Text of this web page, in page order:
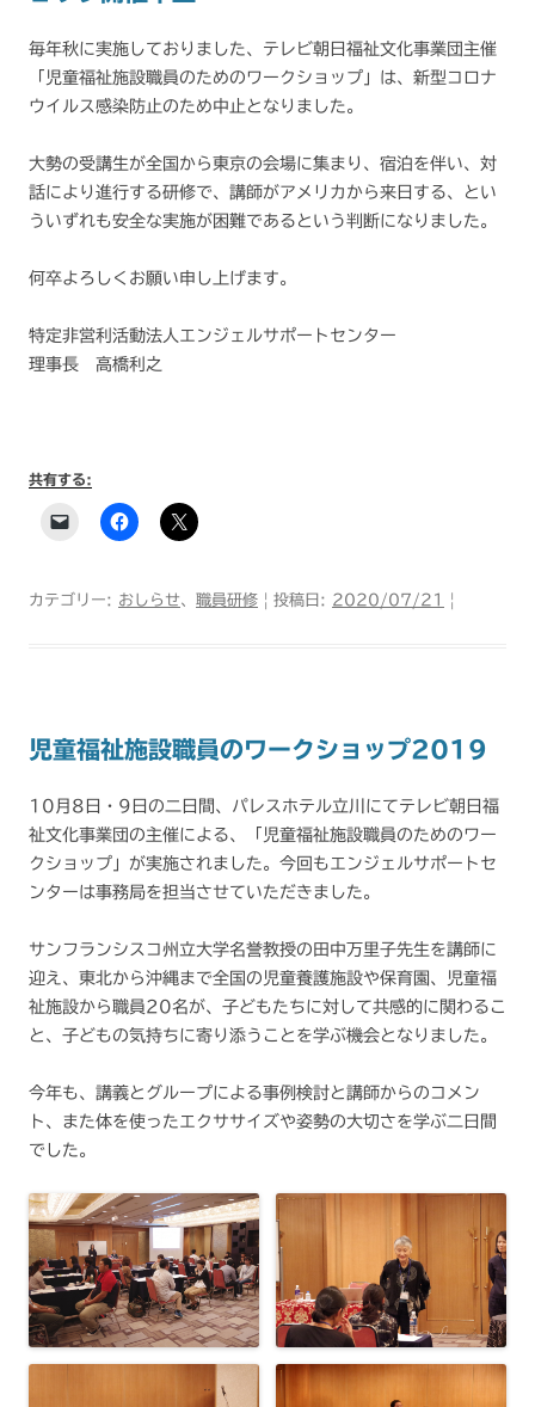
毎年秋に実施しておりました、テレビ朝日福祉文化事業団主催
「児童福祉施設職員のためのワークショップ」は、新型コロナ
ウイルス感染防止のため中止となりました。
大勢の受講生が全国から東京の会場に集まり、宿泊を伴い、対
話により進行する研修で、講師がアメリカから来日する、とい
ういずれも安全な実施が困難であるという判断になりました。
何卒よろしくお願い申し上げます。
特定非営利活動法人エンジェルサポートセンター
理事長 高橋利之
共有する:
カテゴリー: おしらせ、 職員研修 | 投稿日: 2020/07/21 |
児童福祉施設職員のワークショップ2019
10月8日・9日の二日間、パレスホテル立川にてテレビ朝日福
祉文化事業団の主催による、「児童福祉施設職員のためのワー
クショップ」が実施されました。今回もエンジェルサポートセ
ンターは事務局を担当させていただきました。
サンフランシスコ州立大学名誉教授の田中万里子先生を講師に
迎え、東北から沖縄まで全国の児童養護施設や保育園、児童福
祉施設から職員20名が、子どもたちに対して共感的に関わるこ
と、子どもの気持ちに寄り添うことを学ぶ機会となりました。
今年も、講義とグループによる事例検討と講師からのコメン
ト、また体を使ったエクササイズや姿勢の大切さを学ぶ二日間
でした。